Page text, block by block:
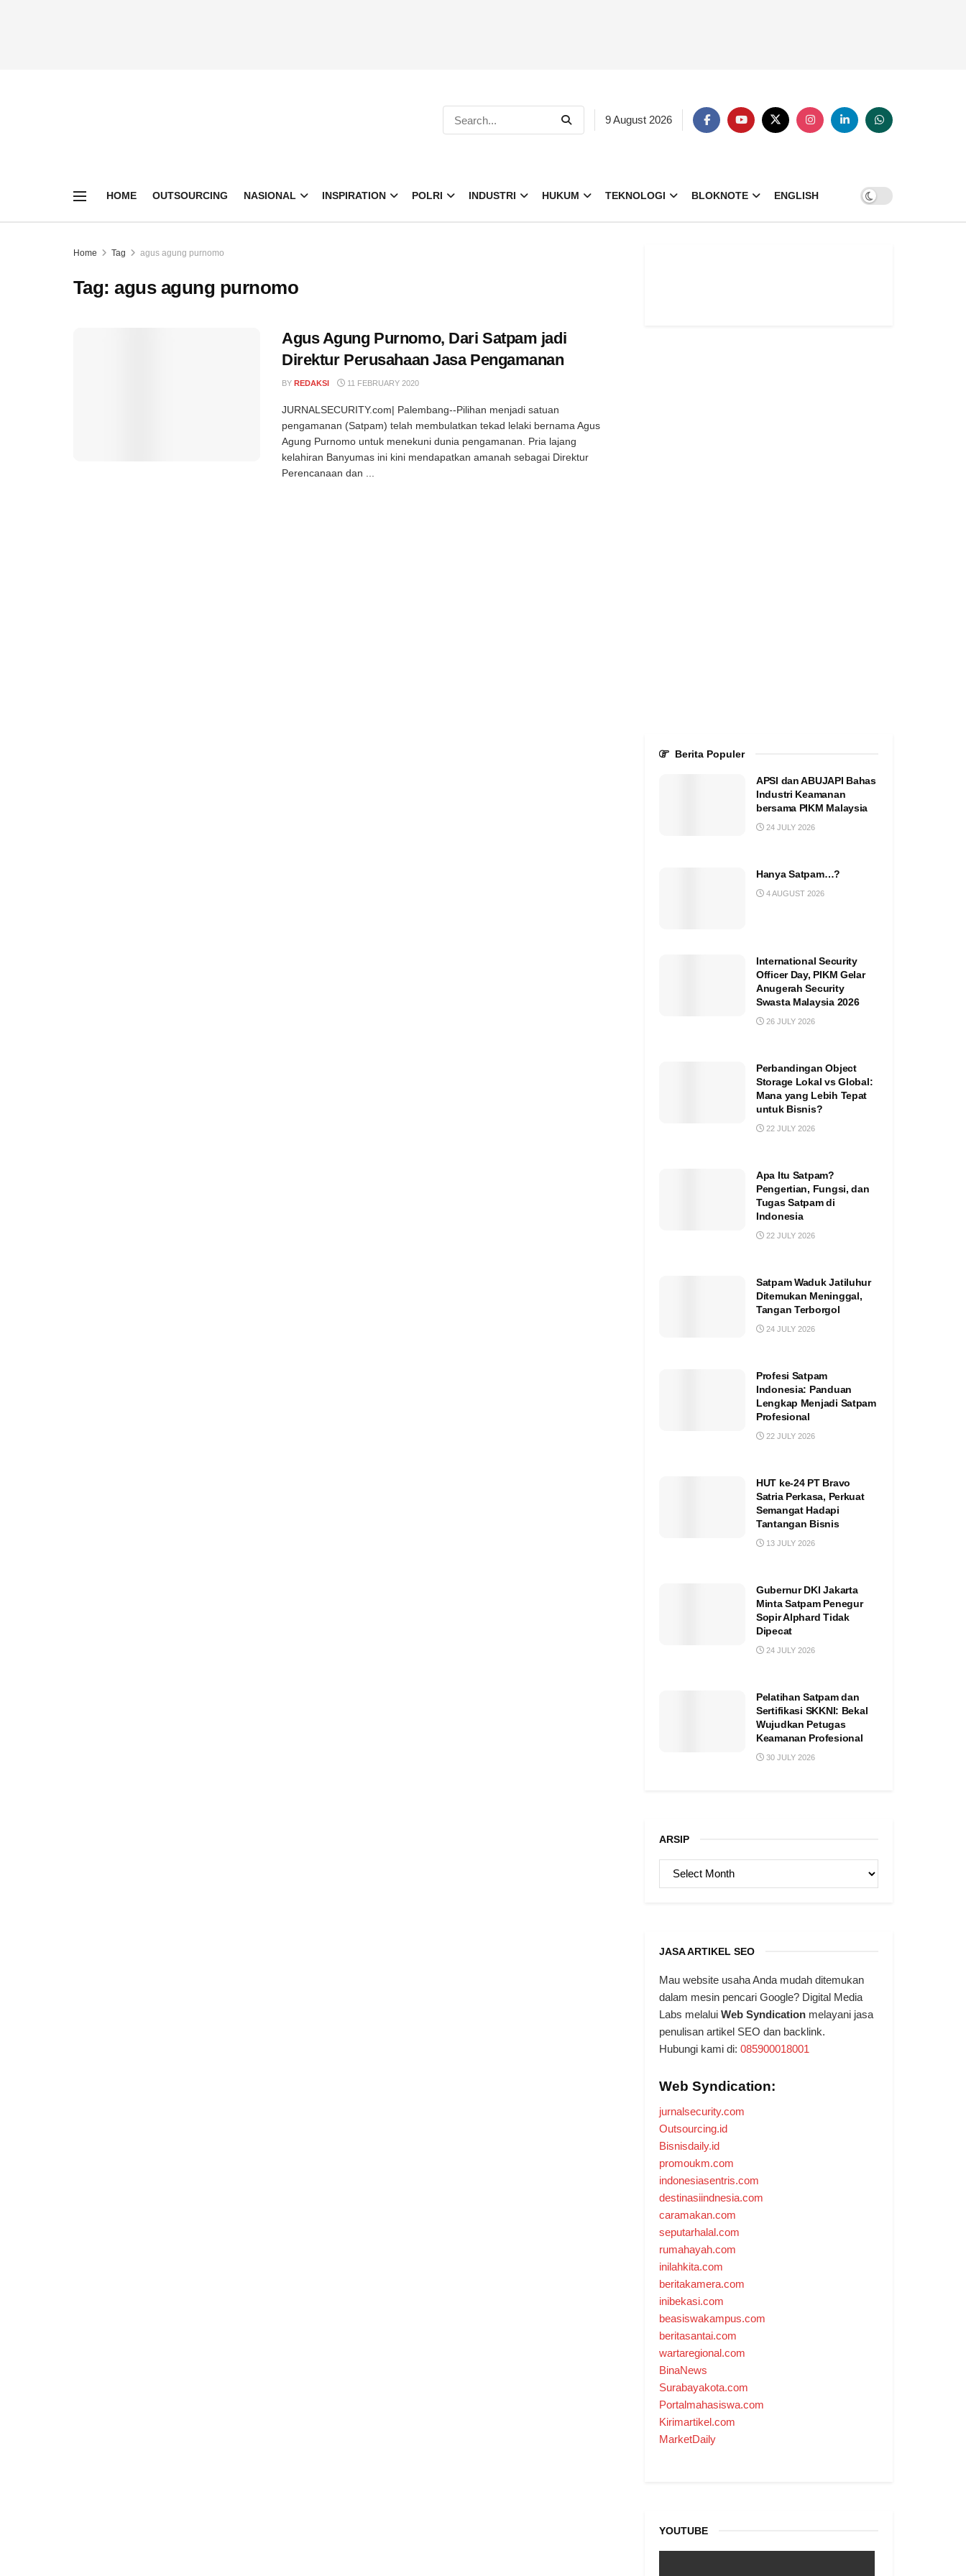
9 August 2026
HOME OUTSOURCING NASIONAL INSPIRATION POLRI INDUSTRI HUKUM TEKNOLOGI BLOKNOTE ENGLISH
Home Tag agus agung purnomo
Tag:agus agung purnomo
Agus Agung Purnomo, Dari Satpam jadi
Direktur Perusahaan Jasa Pengamanan
BY REDAKSI 11 FEBRUARY 2020
JURNALSECURITY.com| Palembang--Pilihan menjadi satuan
pengamanan (Satpam) telah membulatkan tekad lelaki bernama Agus
Agung Purnomo untuk menekuni dunia pengamanan. Pria lajang
kelahiran Banyumas ini kini mendapatkan amanah sebagai Direktur
Perencanaan dan ...
Berita Populer
APSI dan ABUJAPI Bahas
Industri Keamanan
bersama PIKM Malaysia
24 JULY 2026
Hanya Satpam…?
4 AUGUST 2026
International Security
Officer Day, PIKM Gelar
Anugerah Security
Swasta Malaysia 2026
26 JULY 2026
Perbandingan Object
Storage Lokal vs Global:
Mana yang Lebih Tepat
untuk Bisnis?
22 JULY 2026
Apa Itu Satpam?
Pengertian, Fungsi, dan
Tugas Satpam di
Indonesia
22 JULY 2026
Satpam Waduk Jatiluhur
Ditemukan Meninggal,
Tangan Terborgol
24 JULY 2026
Profesi Satpam
Indonesia: Panduan
Lengkap Menjadi Satpam
Profesional
22 JULY 2026
HUT ke-24 PT Bravo
Satria Perkasa, Perkuat
Semangat Hadapi
Tantangan Bisnis
13 JULY 2026
Gubernur DKI Jakarta
Minta Satpam Penegur
Sopir Alphard Tidak
Dipecat
24 JULY 2026
Pelatihan Satpam dan
Sertifikasi SKKNI: Bekal
Wujudkan Petugas
Keamanan Profesional
30 JULY 2026
ARSIP
ARSIP
JASA ARTIKEL SEO
Mau website usaha Anda mudah ditemukan
dalam mesin pencari Google? Digital Media
Labs melalui Web Syndication melayani jasa
penulisan artikel SEO dan backlink.
Hubungi kami di: 085900018001
Web Syndication:
jurnalsecurity.com
Outsourcing.id
Bisnisdaily.id
promoukm.com
indonesiasentris.com
destinasiindnesia.com
caramakan.com
seputarhalal.com
rumahayah.com
inilahkita.com
beritakamera.com
inibekasi.com
beasiswakampus.com
beritasantai.com
wartaregional.com
BinaNews
Surabayakota.com
Portalmahasiswa.com
Kirimartikel.com
MarketDaily
YOUTUBE